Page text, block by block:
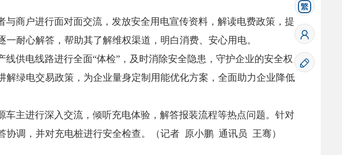
与商户进行面对面交流， 发放安全用电宣传资料，解读电费政策，提
一耐心解答， 帮助其了解维权渠道， 明白消费、 安心用电。
线供电线路进行全面“体检”， 及时消除安全隐患，守护企业的安全权
解绿电交易政策， 为企业量身定制用能优化方案， 全面助力企业降低
车主进行深入交流，倾听充电体验，解答报装流程等热点问题。针对
协调， 并对充电桩进行安全检查。 （记者 原小鹏 通讯员 王骞）